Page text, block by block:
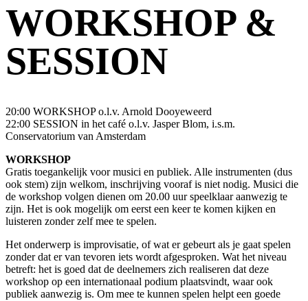
WORKSHOP &
SESSION
20:00 WORKSHOP o.l.v. Arnold Dooyeweerd
22:00 SESSION in het café o.l.v. Jasper Blom, i.s.m.
Conservatorium van Amsterdam
WORKSHOP
Gratis toegankelijk voor musici en publiek. Alle instrumenten (dus
ook stem) zijn welkom, inschrijving vooraf is niet nodig. Musici die
de workshop volgen dienen om 20.00 uur speelklaar aanwezig te
zijn. Het is ook mogelijk om eerst een keer te komen kijken en
luisteren zonder zelf mee te spelen.
Het onderwerp is improvisatie, of wat er gebeurt als je gaat spelen
zonder dat er van tevoren iets wordt afgesproken. Wat het niveau
betreft: het is goed dat de deelnemers zich realiseren dat deze
workshop op een internationaal podium plaatsvindt, waar ook
publiek aanwezig is. Om mee te kunnen spelen helpt een goede